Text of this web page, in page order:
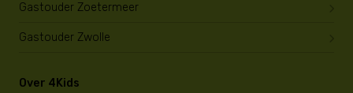
Gastouder Zoetermeer
Gastouder Zwolle
Over 4Kids